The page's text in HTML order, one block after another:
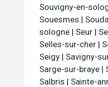
Souvigny-en-
Souesmes |
sologne | Seur |
Selles-sur-cher |
Seigy | Savigny-
Sarge-sur-braye |
Salbris | Sainte-